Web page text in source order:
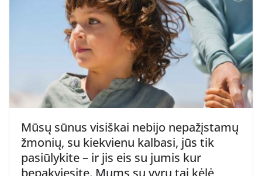
Mūsų sūnus visiškai nebijo nepažįstamų
žmonių, su kiekvienu kalbasi, jūs tik
pasiūlykite – ir jis eis su jumis kur
bepakviesite. Mums su vyru tai kėlė